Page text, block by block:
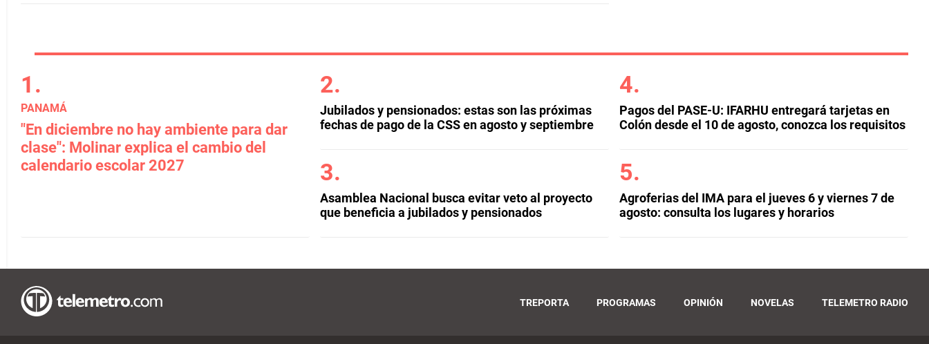
PANAMÁ
"En diciembre no hay ambiente para dar
clase": Molinar explica el cambio del
calendario escolar 2027
Jubilados y pensionados: estas son las próximas
fechas de pago de la CSS en agosto y septiembre
Asamblea Nacional busca evitar veto al proyecto
que beneficia a jubilados y pensionados
Pagos del PASE-U: IFARHU entregará tarjetas en
Colón desde el 10 de agosto, conozca los requisitos
Agroferias del IMA para el jueves 6 y viernes 7 de
agosto: consulta los lugares y horarios
TREPORTA PROGRAMAS OPINIÓN NOVELAS TELEMETRO RADIO